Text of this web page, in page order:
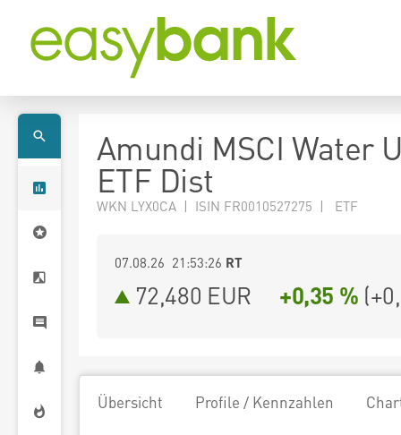
Amundi MSCI Water
ETF Dist
WKN LYX0CA | ISIN FR0010527275 | ETF
07.08.26 21:53:26 RT
72,480 EUR +0,35 % (
Übersicht Profile / Kennzahlen